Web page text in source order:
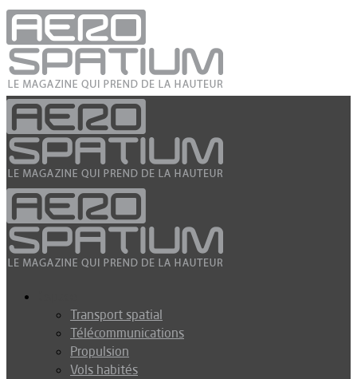
Transport spatial
Télécommunications
Propulsion
Vols habités